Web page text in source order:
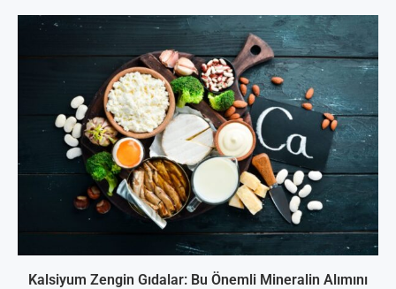
Kalsiyum Zengin Gıdalar: Bu Önemli Mineralin Alımını